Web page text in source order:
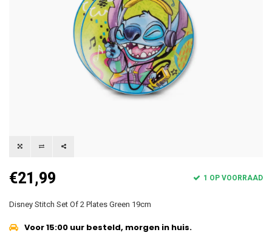
€21,99 1 OP VOORRAAD
Disney Stitch Set Of 2 Plates Green 19cm
Voor 15:00 uur besteld, morgen in huis.